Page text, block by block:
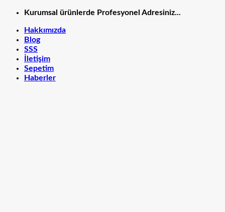
İçeriğeKurumsal ürünlerde Profesyonel Adresiniz...
Hakkımızda
Blog
SSS
İletişim
Sepetim
Haberler